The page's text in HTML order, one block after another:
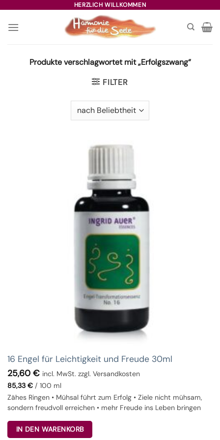
springen
HERZLICH WILLKOMMEN
Produkte verschlagwortet mit „Erfolgszwang“
FILTER
16 Engel für Leichtigkeit und Freude 30ml
25,60 € incl. MwSt. zzgl. Versandkosten
85,33 €/ 100 ml
Zähes Ringen • Mühsal führt zum Erfolg • Ziele nicht mühsam,
sondern freudvoll erreichen • mehr Freude ins Leben bringen
IN DEN WARENKORB